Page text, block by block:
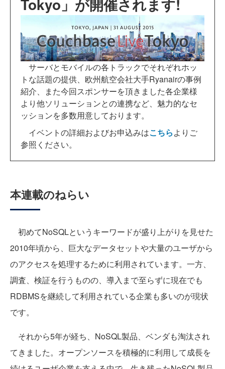
サーバとモバイルの各トラックでそれぞれホッ
トな話題の提供、欧州航空会社大手Ryanairの事例
紹介、また今回スポンサーを頂きました各企業様
より他ソリューションとの連携など、魅力的なセ
ッションを多数用意しております。
イベントの詳細およびお申込みはこちらよりご
参照ください。
本連載のねらい
初めてNoSQLというキーワードが盛り上がりを見せた
2010年頃から、巨大なデータセットや大量のユーザから
のアクセスを処理するために利用されています。一方、
調査、検証を行うものの、導入まで至らずに現在でも
RDBMSを継続して利用されている企業も多いのが現状
です。
それから5年が経ち、NoSQL製品、ベンダも淘汰され
てきました。オープンソースを積極的に利用して成長を